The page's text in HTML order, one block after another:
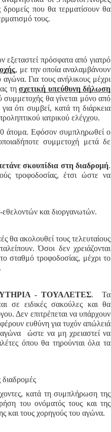
δρομείς που θα τερματίσουν θα
τους.
πρόσφατα από γιατρό
, με την οποία αναλαμβάνουν
Για τους ανήλικους μέχρι
τη σχετική υπεύθυνη δήλωση
θα γίνεται μόνο από
ότι συμβεί, κατά τη διάρκεια
ιατρικού ελέγχου.
άτομα. Εφόσον συμπληρωθεί ο
συμμετοχή μετά δε
σκουπίδια στη διαδρομή.
τροφοδοσίας, έτσι ώστε να
και διοργανωτών.
θα ακολουθεί τους τελευταίους
Όσοι δεν χρειάζονται
σταθμό τροφοδοσίας, μέχρι το
- ΤΟΥΑΛΕΤΕΣ. Τα
σε ειδικές σακούλες και θα
Δεν επιτρέπεται να υπάρχουν
ευθύνη για τυχόν απώλειά
ώστε να μη χρειαστεί να
όπου θα τηρούνται όλα τα
κατά τη συμπλήρωση της
του ονόματός τους και της
και τους χορηγούς του αγώνα.